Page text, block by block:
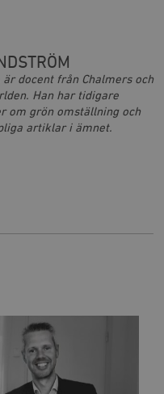
docent från Chalmers och
Han har tidigare
om grön omställning och
artiklar i ämnet.
LLC
LLC
6